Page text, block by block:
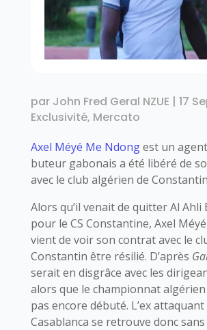
par John Fred Geral NZUE | 17
Exclusivité, Mercato
Axel Méyé Me Ndongest un
buteur gabonais a été libéré de
avec le club algérien de
Alors qu’il venait de quitter Al Ahli
pour le CS Constantine, Axel
vient de voir son contrat avec le
Constantin être résilié. D’après
serait en disgrâce avec les
alors que le championnat algérien
pas encore débuté. L’ex attaquant
Casablanca se retrouve donc sans